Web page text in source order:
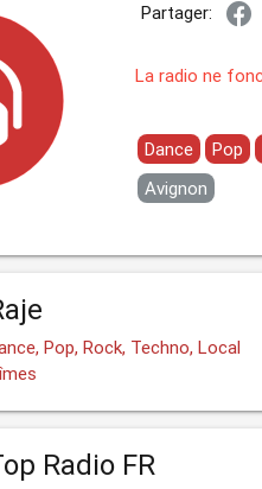
Partager:
La radio ne
Dance Pop
Avignon
Pop, Rock, Techno, Local
Radio FR